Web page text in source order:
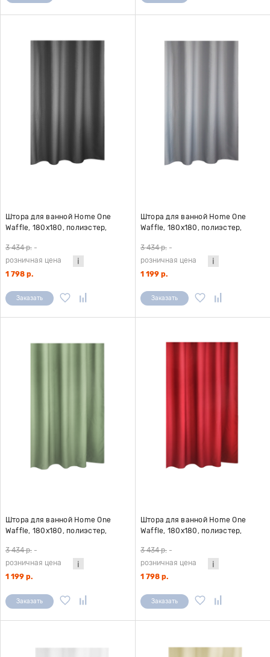
Штора для ванной Home One
Waffle, 180х180, полиэстер,
3 434 р. -
розничная цена
1 798 р.
Заказать
Штора для ванной Home One
Waffle, 180х180, полиэстер,
3 434 р. -
розничная цена
1 199 р.
Заказать
Штора для ванной Home One
Waffle, 180х180, полиэстер,
3 434 р. -
розничная цена
1 199 р.
Заказать
Штора для ванной Home One
Waffle, 180х180, полиэстер,
3 434 р. -
розничная цена
1 798 р.
Заказать